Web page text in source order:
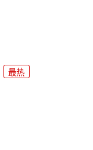
最热